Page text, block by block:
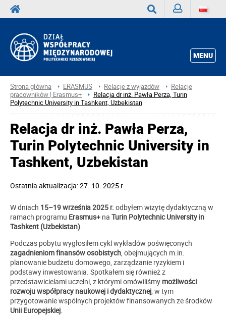
MENU
Strona główna ERASMUS Relacje z wyjazdów
Relacje
pracowników | Erasmus+
Relacja dr inż. Pawła Perza, Turin
Polytechnic University in Tashkent, Uzbekistan
Relacja dr inż. Pawła Perza,
Turin Polytechnic University in
Tashkent, Uzbekistan
Ostatnia aktualizacja: 27. 10. 2025 r.
W dniach 15–19 września 2025 r. odbyłem wizytę dydaktyczną w
ramach programu Erasmus+ na Turin Polytechnic University in
Tashkent (Uzbekistan).
Podczas pobytu wygłosiłem cykl wykładów poświęconych
zagadnieniom finansów osobistych, obejmujących m.in.
planowanie budżetu domowego, zarządzanie ryzykiem i
podstawy inwestowania. Spotkałem się również z
przedstawicielami uczelni, z którymi omówiliśmy możliwości
rozwoju współpracy naukowej i dydaktycznej, w tym
przygotowanie wspólnych projektów finansowanych ze środków
Unii Europejskiej.